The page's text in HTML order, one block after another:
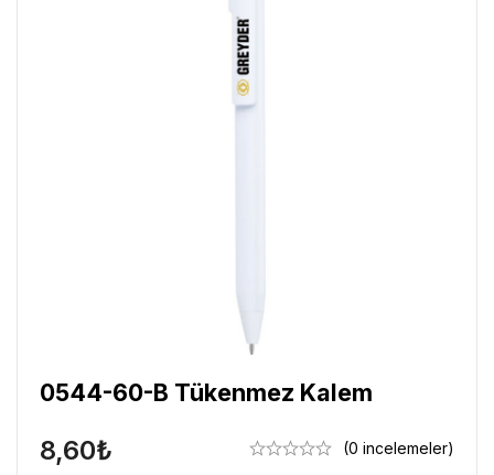
0544-60-B Tükenmez Kalem
8,60₺ (0 incelemeler)